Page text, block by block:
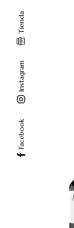
Facebook
Instagram
Tienda